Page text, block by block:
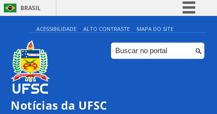
BRASIL
Simplifique!
Comunica BR
Participe
ACESSIBILIDADE ALTO CONTRASTE MAPA DO SITE
Notícias da UFSC